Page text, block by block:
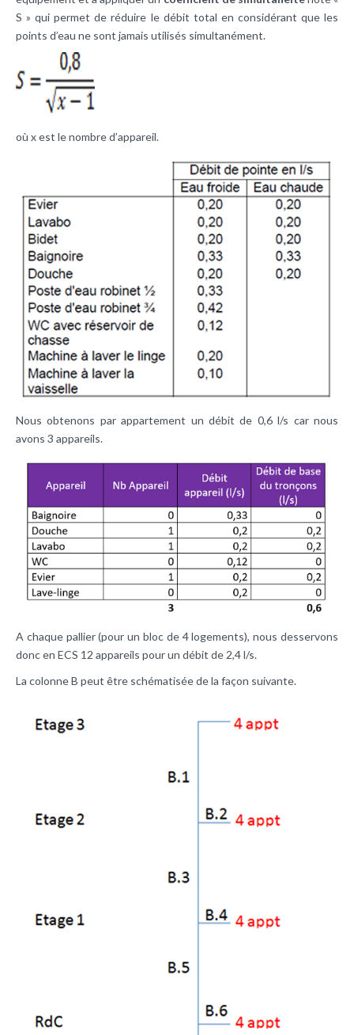
S » qui permet de réduire le débit total en considérant que les
points d’eau ne sont jamais utilisés simultanément.
où x est le nombre d’appareil.
Nous obtenons par appartement un débit de 0,6 l/s car nous
avons 3 appareils.
A chaque pallier (pour un bloc de 4 logements), nous desservons
donc en ECS 12 appareils pour un débit de 2,4 l/s.
La colonne B peut être schématisée de la façon suivante.